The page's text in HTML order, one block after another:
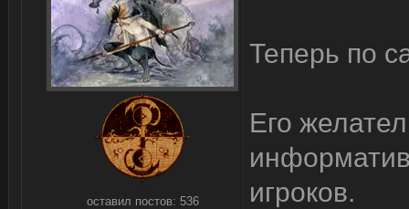
оставил постов: 536
Теперь по
Его
игроков.